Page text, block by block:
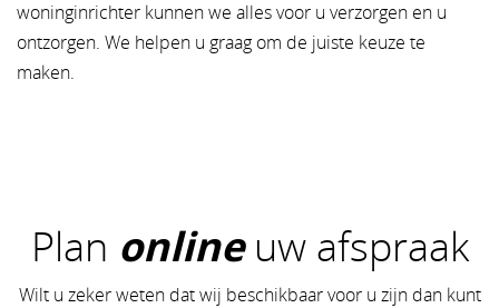
woninginrichter kunnen we alles voor u verzorgen en u
ontzorgen. We helpen u graag om de juiste keuze te
maken.
Plan onlineuw afspraak
Wilt u zeker weten dat wij beschikbaar voor u zijn dan kunt